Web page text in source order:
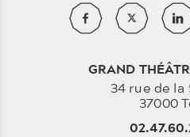
GRAND
34 rue de
37000